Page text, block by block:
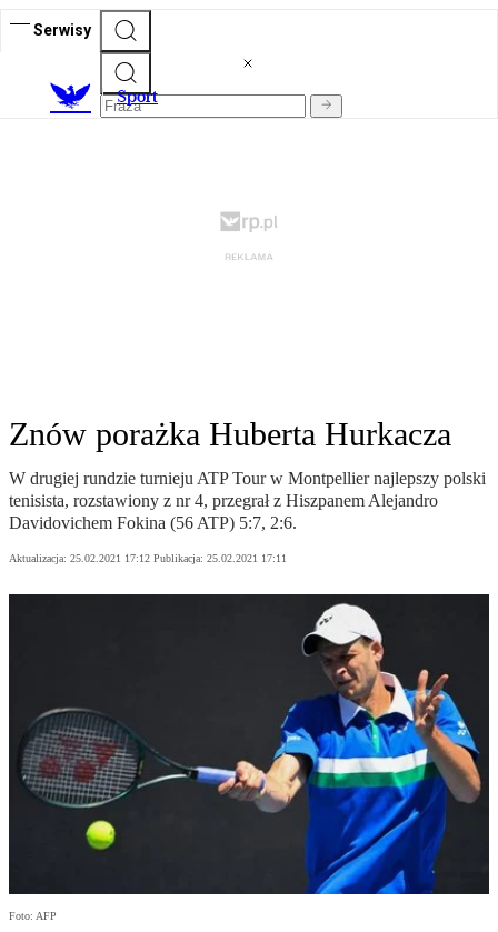
Serwisy
Sport
Znów porażka Huberta Hurkacza
W drugiej rundzie turnieju ATP Tour w Montpellier najlepszy polski
tenisista, rozstawiony z nr 4, przegrał z Hiszpanem Alejandro
Davidovichem Fokina (56 ATP) 5:7, 2:6.
Aktualizacja: 25.02.2021 17:12 Publikacja: 25.02.2021 17:11
Foto: AFP